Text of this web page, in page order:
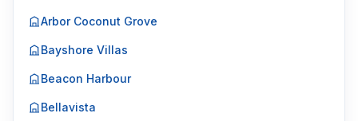
Arbor Coconut Grove
Bayshore Villas
Beacon Harbour
Bellavista